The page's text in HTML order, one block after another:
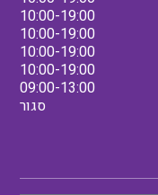
10:00-19:00
10:00-19:00
10:00-19:00
10:00-19:00
09:00-13:00
סגור